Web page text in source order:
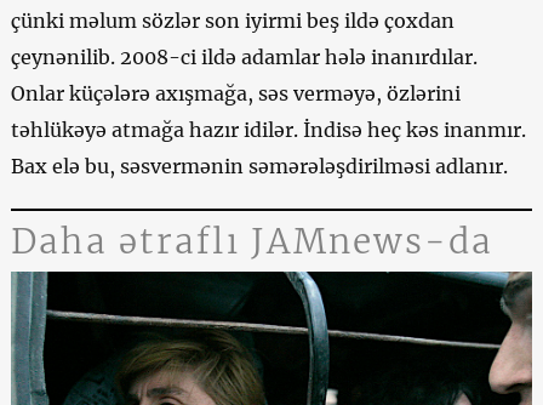
çünki məlum sözlər son iyirmi beş ildə çoxdan
çeynənilib. 2008-ci ildə adamlar hələ inanırdılar.
Onlar küçələrə axışmağa, səs verməyə, özlərini
təhlükəyə atmağa hazır idilər. İndisə heç kəs inanmır.
Bax elə bu, səsvermənin səmərələşdirilməsi adlanır.
Daha ətraflı JAMnews-da